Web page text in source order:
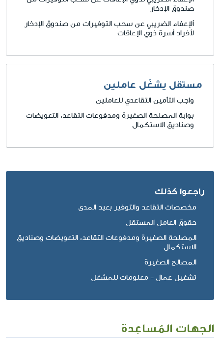
صندوق الإدخار
ألإعفاء الضريبي عن سحب التوفيرات من صندوق الإدخار
لأفراد أسرة ذوي الإعاقات
مستقل يشغّل عاملين
واجب التأمين التقاعدي للعاملين
بوابة المصلحة الصغيرة ومدفوعات التقاعد، التعويضات
وصناديق الاستكمال
راجعوا كذلك
مخصصات التقاعد والتوفير بعيد المدى
حقوق العامل المستقل
المصلحة الصغيرة ومدفوعات التقاعد، التعويضات وصناديق
الاستكمال
المصالح الصغيرة
تشغيل عمال - معلومات للمشغل
الجهات المُساعِدة